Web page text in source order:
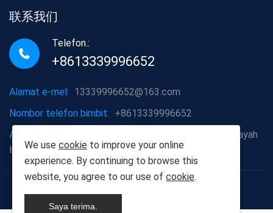
联系我们
Telefon.:
+8613339996652
Alamat e-mel: 13339996652@163.com
Nombor telefon bimbit: +8613339996652
Alamat syarikat:
Daerah Hongshan, Bandar Wuhan, Wilayah
Hubei
Hak Cipta © 2012-2025 Wuhan Hu Yangshu Building
Materials Co., Ltd.
We use cookie to improve your online
experience. By continuing to browse this
website, you agree to our use of cookie.
Saya terima.